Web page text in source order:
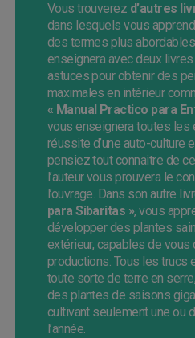
Vous trouverez d’autres
dans lesquels vous
des termes plus
enseignera avec deux
astuces pour obtenir des
maximales en intérieur
« Manual Practico para
vous enseignera toutes les
réussite d’une auto-culture
pensiez tout connaitre de
l’auteur vous prouvera le
l’ouvrage. Dans son autre
para Sibaritas », vous
développer des plantes
extérieur, capables de vous
productions. Tous les trucs
toute sorte de terre en
des plantes de saisons
cultivant seulement une ou
l’année.